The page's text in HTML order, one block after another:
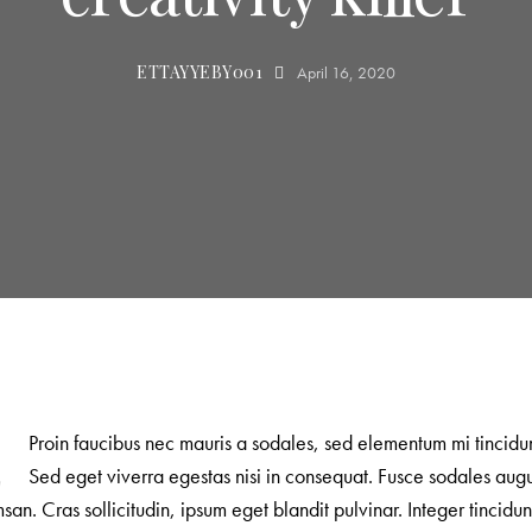
ETTAYYEBY001 April 16, 2020
Proin faucibus nec mauris a sodales, sed elementum mi
Sed eget viverra egestas nisi in consequat. Fusce sodales
Cras sollicitudin, ipsum eget blandit pulvinar. Integer